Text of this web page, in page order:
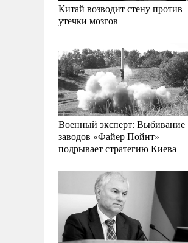
Китай возводит стену против
утечки мозгов
Военный эксперт: Выбивание
заводов «Файер Пойнт»
подрывает стратегию Киева